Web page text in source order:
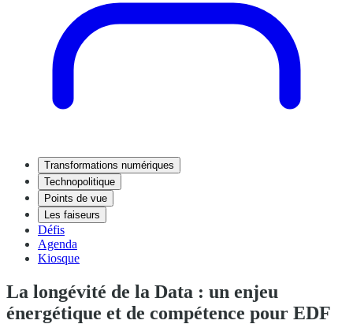
Transformations numériques
Technopolitique
Points de vue
Les faiseurs
Défis
Agenda
Kiosque
La longévité de la Data : un enjeu
énergétique et de compétence pour EDF